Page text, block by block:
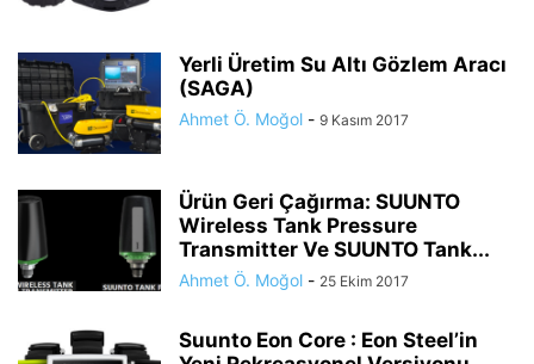
Yerli Üretim Su Altı Gözlem Aracı
(SAGA)
Ahmet Ö. Moğol - 9 Kasım 2017
Ürün Geri Çağırma: SUUNTO
Wireless Tank Pressure
Transmitter Ve SUUNTO Tank...
Ahmet Ö. Moğol - 25 Ekim 2017
Suunto Eon Core : Eon Steel’in